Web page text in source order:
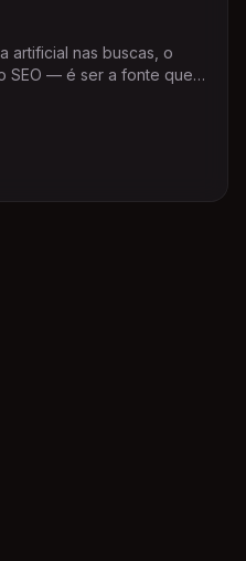
artificial nas buscas, o
SEO — é ser a fonte que